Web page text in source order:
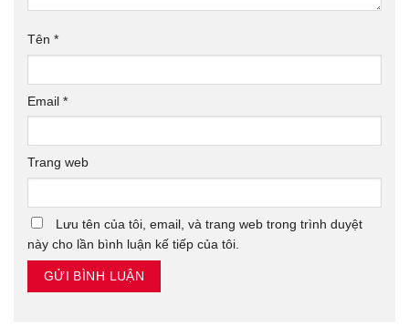
Tên *
Email *
Trang web
Lưu tên của tôi, email, và trang web trong trình duyệt
này cho lần bình luận kế tiếp của tôi.